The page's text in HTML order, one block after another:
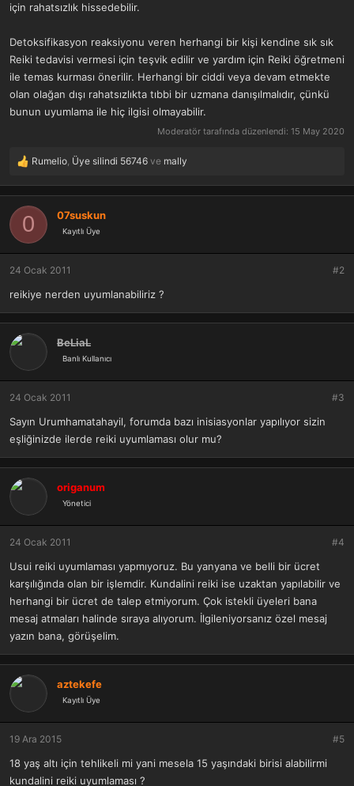
için rahatsızlık hissedebilir.
Detoksifikasyon reaksiyonu veren herhangi bir kişi kendine sık sık
Reiki tedavisi vermesi için teşvik edilir ve yardım için Reiki öğretmeni
ile temas kurması önerilir. Herhangi bir ciddi veya devam etmekte
olan olağan dışı rahatsızlıkta tıbbi bir uzmana danışılmalıdır, çünkü
bunun uyumlama ile hiç ilgisi olmayabilir.
Moderatör tarafında düzenlendi: 15 May 2020
T
p
k
l
e
r
Rumelio Üye silindi 56746 ve mally
0 07suskun
Kayıtlı Üye
24 Ocak 2011 #2
reikiye nerden uyumlanabiliriz ?
BeLiaL
Banlı Kullanıcı
24 Ocak 2011 #3
Sayın Urumhamatahayil, forumda bazı inisiasyonlar yapılıyor sizin
eşliğinizde ilerde reiki uyumlaması olur mu?
origanum
Yönetici
24 Ocak 2011 #4
Usui reiki uyumlaması yapmıyoruz. Bu yanyana ve belli bir ücret
karşılığında olan bir işlemdir. Kundalini reiki ise uzaktan yapılabilir ve
herhangi bir ücret de talep etmiyorum. Çok istekli üyeleri bana
mesaj atmaları halinde sıraya alıyorum. İlgileniyorsanız özel mesaj
yazın bana, görüşelim.
aztekefe
Kayıtlı Üye
19 Ara 2015 #5
18 yaş altı için tehlikeli mi yani mesela 15 yaşındaki birisi alabilirmi
kundalini reiki uyumlaması ?